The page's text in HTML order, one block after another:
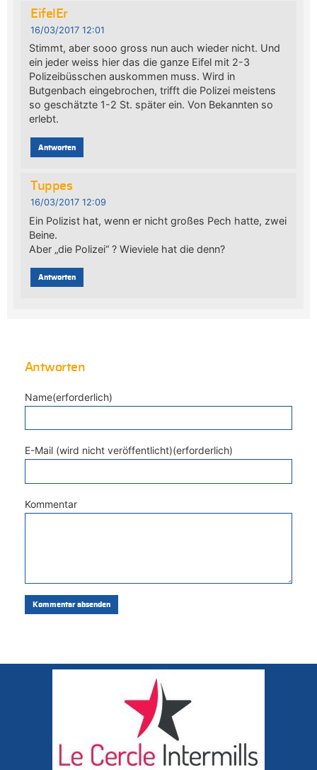
EifelEr
16/03/2017 12:01
Stimmt, aber sooo gross nun auch wieder nicht. Und
ein jeder weiss hier das die ganze Eifel mit 2-3
Polizeibüsschen auskommen muss. Wird in
Butgenbach eingebrochen, trifft die Polizei meistens
so geschätzte 1-2 St. später ein. Von Bekannten so
erlebt.
Antworten
Tuppes
16/03/2017 12:09
Ein Polizist hat, wenn er nicht großes Pech hatte, zwei
Beine.
Aber „die Polizei“ ? Wieviele hat die denn?
Antworten
Antworten
Name(erforderlich)
E-Mail (wird nicht veröffentlicht)(erforderlich)
Kommentar